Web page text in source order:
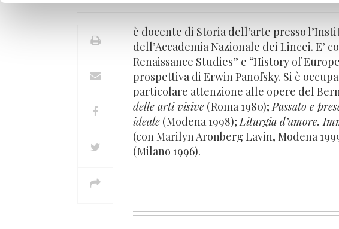
è docente di Storia dell’arte presso
dell’Accademia Nazionale dei Lincei.
Renaissance Studies” e “History of
prospettiva di Erwin Panofsky. Si è
particolare attenzione alle opere del
delle arti visive (Roma 1980);Passato e
ideale (Modena 1998);Liturgia d’amore.
(con Marilyn Aronberg Lavin, Modena
(Milano 1996).